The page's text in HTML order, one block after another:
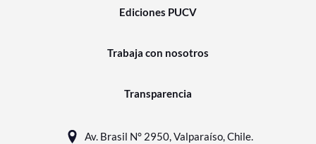
Ediciones PUCV
Trabaja con nosotros
Transparencia
Av. Brasil N° 2950, Valparaíso, Chile.